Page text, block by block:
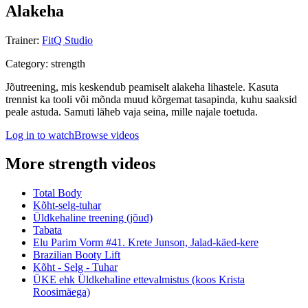
Alakeha
Trainer: FitQ Studio
Category: strength
Jõutreening, mis keskendub peamiselt alakeha lihastele. Kasuta
trennist ka tooli või mõnda muud kõrgemat tasapinda, kuhu saaksid
peale astuda. Samuti läheb vaja seina, mille najale toetuda.
Log in to watchBrowse videos
More strength videos
Total Body
Kõht-selg-tuhar
Üldkehaline treening (jõud)
Tabata
Elu Parim Vorm #41. Krete Junson, Jalad-käed-kere
Brazilian Booty Lift
Kõht - Selg - Tuhar
ÜKE ehk Üldkehaline ettevalmistus (koos Krista
Roosimäega)